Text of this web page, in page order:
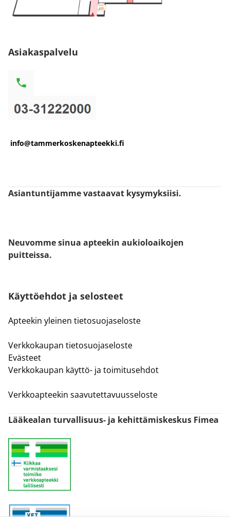
Asiakaspalvelu
info@tammerkoskenapteekki.fi
Asiantuntijamme vastaavat kysymyksiisi.
Neuvomme sinua apteekin aukioloaikojen
puitteissa.
Käyttöehdot ja selosteet
Apteekin yleinen tietosuojaseloste
Verkkokaupan tietosuojaseloste
Evästeet
Verkkokaupan käyttö- ja toimitusehdot
Verkkoapteekin saavutettavuusseloste
Lääkealan turvallisuus- ja kehittämiskeskus Fimea